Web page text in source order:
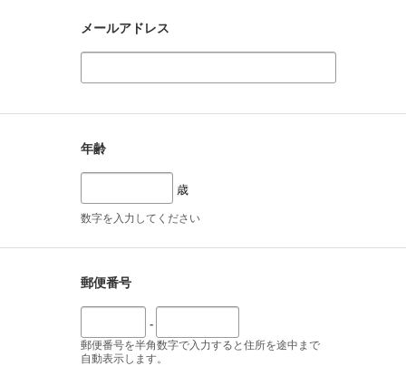
メールアドレス
年齢
歳
数字を入力してください
郵便番号
-
郵便番号を半角数字で入力すると住所を途中まで
自動表示します。